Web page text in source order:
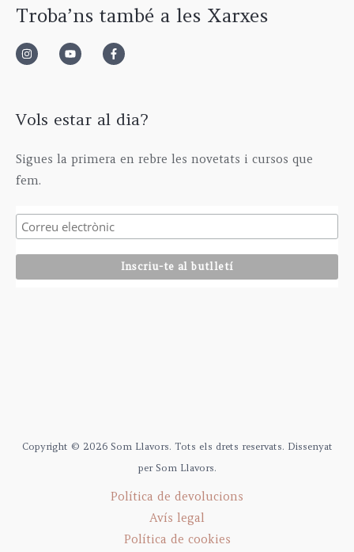
Troba’ns també a les Xarxes
Vols estar al dia?
Sigues la primera en rebre les novetats i cursos que
fem.
Copyright © 2026 Som Llavors. Tots els drets reservats. Dissenyat
per Som Llavors.
Política de devolucions
Avís legal
Política de cookies